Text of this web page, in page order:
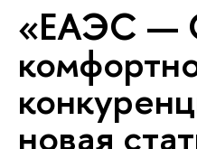
«ЕАЭС —
новая